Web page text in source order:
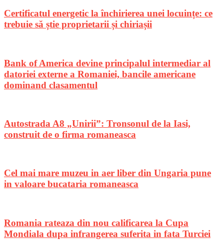
Certificatul energetic la închirierea unei locuințe: ce
trebuie să știe proprietarii și chiriașii
Bank of America devine principalul intermediar al
datoriei externe a Romaniei, bancile americane
dominand clasamentul
Autostrada A8 „Unirii”: Tronsonul de la Iasi,
construit de o firma romaneasca
Cel mai mare muzeu in aer liber din Ungaria pune
in valoare bucataria romaneasca
Romania rateaza din nou calificarea la Cupa
Mondiala dupa infrangerea suferita in fata Turciei